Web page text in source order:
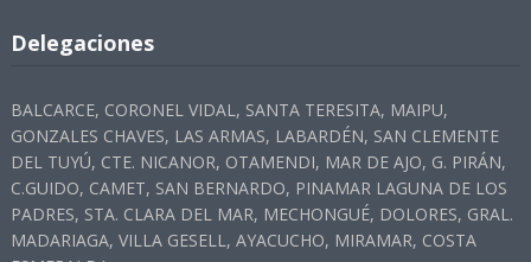
Delegaciones
BALCARCE, CORONEL VIDAL, SANTA TERESITA, MAIPU,
GONZALES CHAVES, LAS ARMAS, LABARDÉN, SAN CLEMENTE
DEL TUYÚ, CTE. NICANOR, OTAMENDI, MAR DE AJO, G. PIRÁN,
C.GUIDO, CAMET, SAN BERNARDO, PINAMAR LAGUNA DE LOS
PADRES, STA. CLARA DEL MAR, MECHONGUÉ, DOLORES, GRAL.
MADARIAGA, VILLA GESELL, AYACUCHO, MIRAMAR, COSTA